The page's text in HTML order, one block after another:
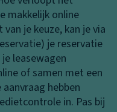
makkelijk online
je keuze, kan je via
je reservatie
leasewagen
of samen met een
hebben
in. Pas bij